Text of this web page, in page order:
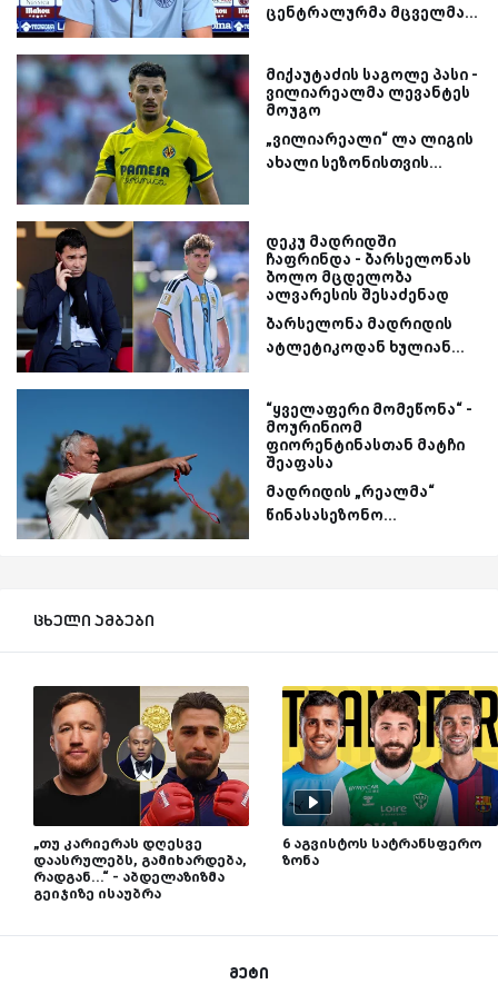
ცენტრალურმა მცველმა...
მიქაუტაძის საგოლე პასი -
ვილიარეალმა ლევანტეს
მოუგო
„ვილიარეალი“ ლა ლიგის
ახალი სეზონისთვის...
დეკუ მადრიდში
ჩაფრინდა - ბარსელონას
ბოლო მცდელობა
ალვარესის შესაძენად
ბარსელონა მადრიდის
ატლეტიკოდან ხულიან...
“ყველაფერი მომეწონა“ -
მოურინიომ
ფიორენტინასთან მატჩი
შეაფასა
მადრიდის „რეალმა“
წინასასეზონო...
ცხელი ამბები
„თუ კარიერას დღესვე
დაასრულებს, გამიხარდება,
რადგან...“ - აბდელაზიზმა
გეიჯიზე ისაუბრა
6 აგვისტოს სატრანსფერო
ზონა
მეტი